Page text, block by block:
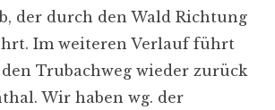
der durch den Wald Richtung
Im weiteren Verlauf führt
Trubachweg wieder zurück
Wir haben wg. der